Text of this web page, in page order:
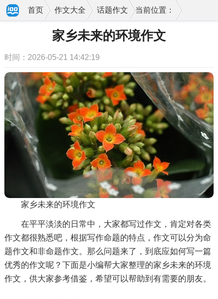
当前位置：
首页 作文大全 话题作文
家乡未来的环境作文
时间：2026-05-21 14:42:19
家乡未来的环境作文
在平平淡淡的日常中，大家都写过作文，肯定对各类
作文都很熟悉吧，根据写作命题的特点，作文可以分为命
题作文和非命题作文。那么问题来了，到底应如何写一篇
优秀的作文呢？下面是小编帮大家整理的家乡未来的环境
作文，供大家参考借鉴，希望可以帮助到有需要的朋友。